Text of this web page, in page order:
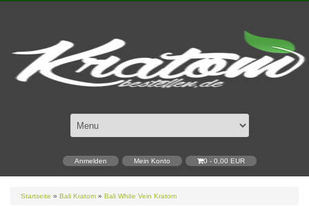
Anmelden Mein Konto 0 - 0,00 EUR
Startseite » Bali Kratom » Bali White Vein Kratom